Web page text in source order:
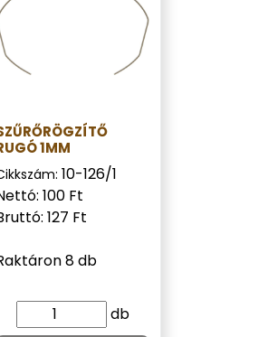
1MM
10-126/1
100 Ft
127 Ft
8 db
db